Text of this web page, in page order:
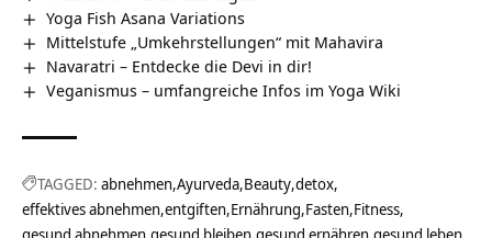
Yoga Fish Asana Variations
Mittelstufe „Umkehrstellungen“ mit Mahavira
Navaratri – Entdecke die Devi in dir!
Veganismus – umfangreiche Infos im Yoga Wiki
TAGGED: abnehmen Ayurveda Beauty detox
effektives abnehmen entgiften Ernährung Fasten Fitness